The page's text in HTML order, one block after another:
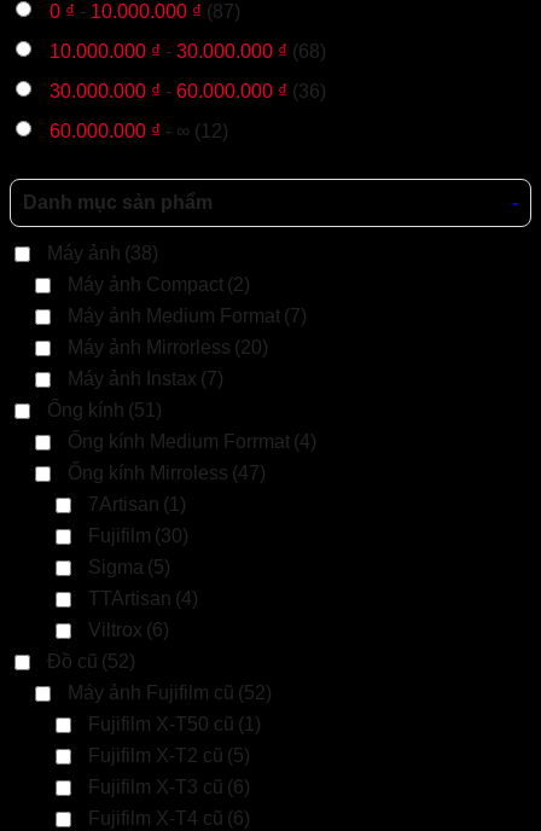
0 ₫ - 10.000.000 ₫ (87)
10.000.000 ₫ - 30.000.000 ₫ (68)
30.000.000 ₫ - 60.000.000 ₫ (36)
60.000.000 ₫ - ∞ (12)
Danh mục sản phẩm -
Máy ảnh (38)
Máy ảnh Compact (2)
Máy ảnh Medium Format (7)
Máy ảnh Mirrorless (20)
Máy ảnh Instax (7)
Ống kính (51)
Ống kính Medium Forrmat (4)
Ống kính Mirroless (47)
7Artisan (1)
Fujifilm (30)
Sigma (5)
TTArtisan (4)
Viltrox (6)
Đồ cũ (52)
Máy ảnh Fujifilm cũ (52)
Fujifilm X-T50 cũ (1)
Fujifilm X-T2 cũ (5)
Fujifilm X-T3 cũ (6)
Fujifilm X-T4 cũ (6)